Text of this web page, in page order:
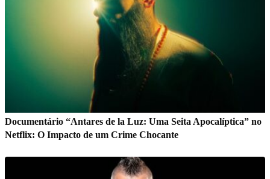
Documentário “Antares de la Luz: Uma Seita Apocalíptica” no
Netflix: O Impacto de um Crime Chocante